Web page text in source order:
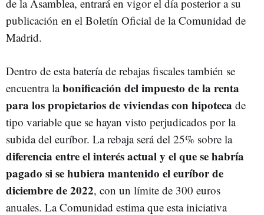
de la Asamblea, entrará en vigor el día posterior a su
publicación en el Boletín Oficial de la Comunidad de
Madrid.
Dentro de esta batería de rebajas fiscales también se
encuentra labonificación del impuesto de la renta
para los propietarios de viviendas con hipoteca de
tipo variable que se hayan visto perjudicados por la
subida del euríbor. La rebaja será del 25% sobre la
diferencia entre el interés actual y el que se habría
pagado si se hubiera mantenido el euríbor de
diciembre de 2022, con un límite de 300 euros
anuales. La Comunidad estima que esta iniciativa